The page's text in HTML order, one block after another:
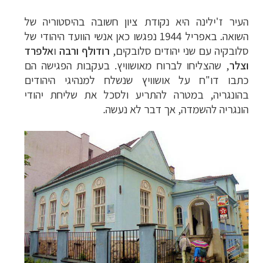
העיר ז'ילינה היא נקודת ציון חשובה בהיסטוריה של
השואה. באפריל 1944 נפגשו כאן אנשי הוועד היהודי של
סלובקיה עם שני יהודים סלובקים, רודולף ורבה ואלפרד
וצלר, שהצליחו לברוח מאושוויץ. בעקבות הפגישה הם
כתבו דו"ח על אושוויץ שנשלח למנהיגי היהודים
בהונגריה, במטרה להתריע ולסכל את שליחת יהודי
הונגריה להשמדה, אך דבר לא נעשה.